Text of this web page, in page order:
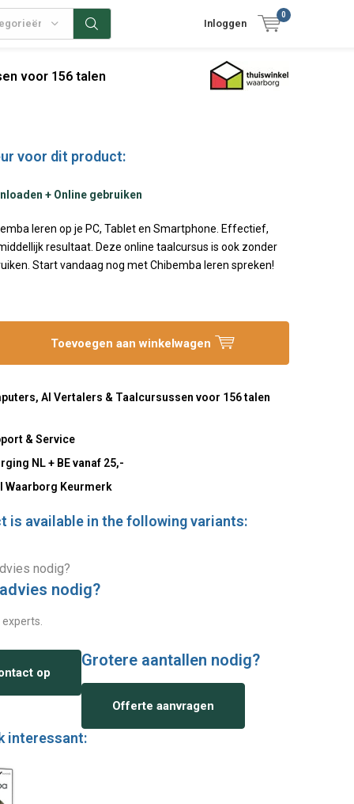
Inloggen
0
voor 156 talen
voor dit product:
+ Online gebruiken
leren op je PC, Tablet en Smartphone. Effectief,
resultaat. Deze online taalcursus is ook zonder
Start vandaag nog met Chibemba leren spreken!
Toevoegen aan winkelwagen
AI Vertalers & Taalcursussen voor 156 talen
& Service
NL + BE vanaf 25,-
Waarborg Keurmerk
is available in the following variants:
nodig?
op
Grotere aantallen nodig?
Offerte aanvragen
interessant: